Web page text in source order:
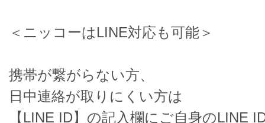
＜ニッコーはLINE対応も可能＞
携帯が繋がらない方、
日中連絡が取りにくい方は
【LINE ID】の記入欄にご自身のLINE